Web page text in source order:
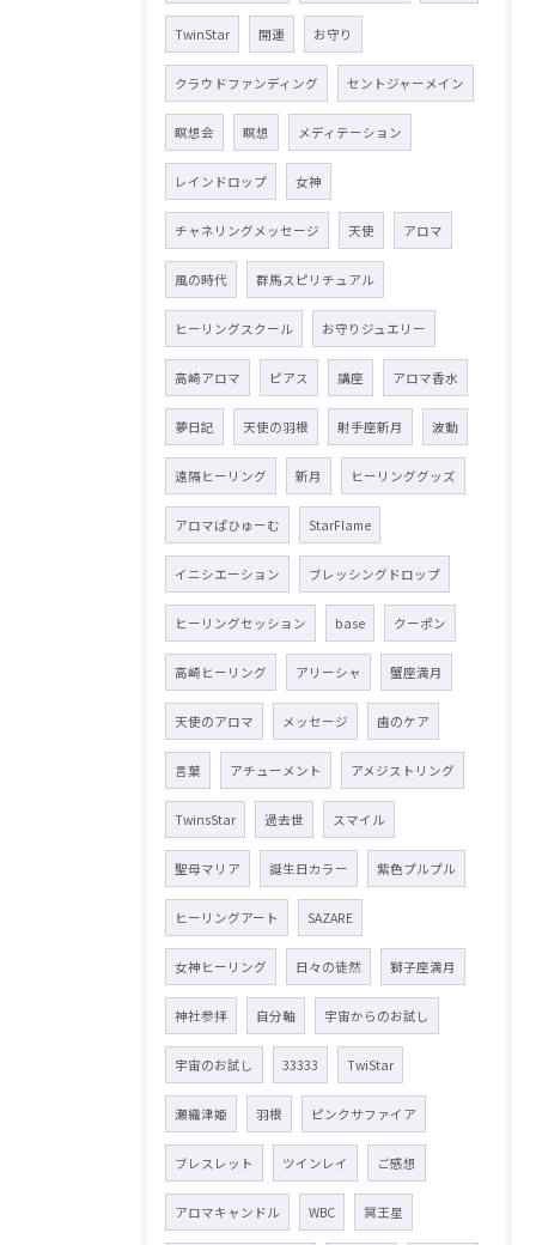
TwinStar 開運 お守り
クラウドファンディング セントジャーメイン
瞑想会 瞑想 メディテーション
レインドロップ 女神
チャネリングメッセージ 天使 アロマ
風の時代 群馬スピリチュアル
ヒーリングスクール お守りジュエリー
高崎アロマ ピアス 講座 アロマ香水
夢日記 天使の羽根 射手座新月 波動
遠隔ヒーリング 新月 ヒーリンググッズ
アロマぱひゅーむ StarFlame
イニシエーション ブレッシングドロップ
ヒーリングセッション base クーポン
高崎ヒーリング アリーシャ 蟹座満月
天使のアロマ メッセージ 歯のケア
言葉 アチューメント アメジストリング
TwinsStar 過去世 スマイル
聖母マリア 誕生日カラー 紫色プルプル
ヒーリングアート SAZARE
女神ヒーリング 日々の徒然 獅子座満月
神社参拝 自分軸 宇宙からのお試し
宇宙のお試し 33333 TwiStar
瀬織津姫 羽根 ピンクサファイア
ブレスレット ツインレイ ご感想
アロマキャンドル WBC 冥王星